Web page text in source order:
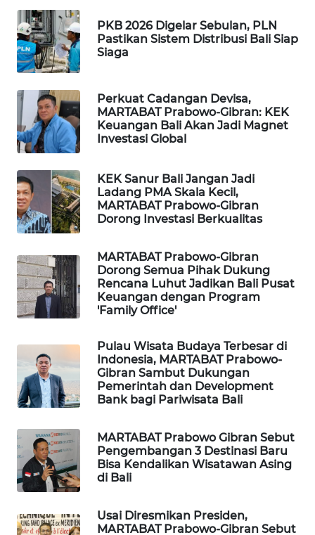
PKB 2026 Digelar Sebulan, PLN
Pastikan Sistem Distribusi Bali Siap
Siaga
Perkuat Cadangan Devisa,
MARTABAT Prabowo-Gibran: KEK
Keuangan Bali Akan Jadi Magnet
Investasi Global
KEK Sanur Bali Jangan Jadi
Ladang PMA Skala Kecil,
MARTABAT Prabowo-Gibran
Dorong Investasi Berkualitas
MARTABAT Prabowo-Gibran
Dorong Semua Pihak Dukung
Rencana Luhut Jadikan Bali Pusat
Keuangan dengan Program
'Family Office'
Pulau Wisata Budaya Terbesar di
Indonesia, MARTABAT Prabowo-
Gibran Sambut Dukungan
Pemerintah dan Development
Bank bagi Pariwisata Bali
MARTABAT Prabowo Gibran Sebut
Pengembangan 3 Destinasi Baru
Bisa Kendalikan Wisatawan Asing
di Bali
Usai Diresmikan Presiden,
MARTABAT Prabowo-Gibran Sebut
SIANTAR
NEWS
METRO
MEDAN
NEWS
METRO
JAKARTA
NEWS
KRT
NEWS
NEWS
JURNAL
MARITIM
HUMBANG
NEWS
GARONGGANG
FISUELRI
ID
NEWS